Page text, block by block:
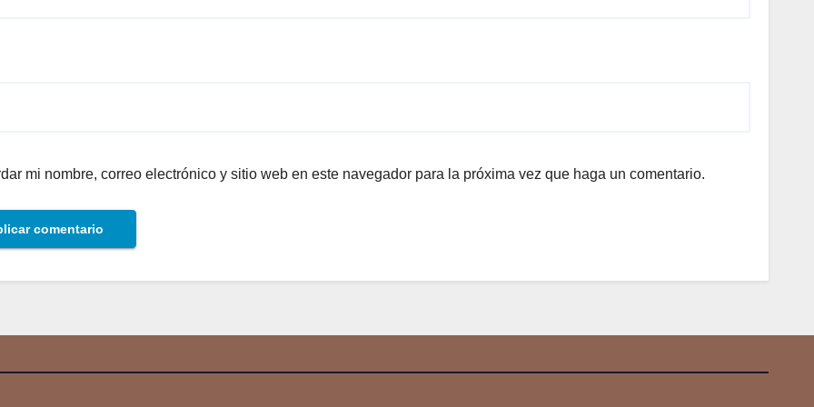
mi nombre, correo electrónico y sitio web en este navegador para la próxima vez que haga un comentario.